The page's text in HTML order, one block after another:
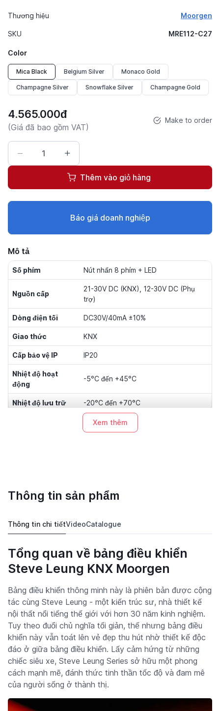
Thương hiệu Moorgen
SKU MRE112-C27
Color
Mica Black Belgium Silver Monaco Gold
Champagne Silver Snowflake Silver Champagne Gold
4.565.000đ
(Giá đã bao gồm VAT)
Make to order
Thêm vào giỏ hàng
Báo giá doanh nghiệp
Mô tả
Số phím Nút nhấn 8 phím + LED
Nguồn cấp
21-30V DC (KNX), 12-30V DC (Phụ
trợ)
Dòng điện tối DC30V/40mA ±10%
Giao thức KNX
Cấp bảo vệ IP IP20
Nhiệt độ hoạt
động
-5°C đến +45°C
Nhiệt độ lưu trữ -20°C đến +70°C
80x80x24.5mm
Xem thêm
Thông tin sản phẩm
Thông tin chi tiếtVideoCatalogue
Tổng quan về bảng điều khiển
Steve Leung KNX Moorgen
Bảng điều khiển thông minh này là phiên bản được cộng
tác cùng Steve Leung - một kiến trúc sư, nhà thiết kế
nội thất nổi tiếng thế giới với hơn 30 năm kinh nghiệm.
Tuy theo đuổi chủ nghĩa tối giản, thế nhưng bảng điều
khiển này vẫn toát lên vẻ đẹp thu hút nhờ thiết kế độc
đáo ở giữa bảng điều khiển. Lấy cảm hứng từ những
chiếc siêu xe, Steve Leung Series sở hữu một phong
cách mạnh mẽ, đánh thức tinh thần tốc độ và đam mê
của người sống ở thành thị.